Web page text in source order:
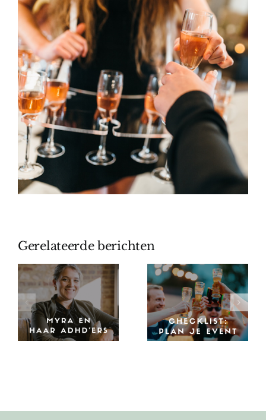
Gerelateerde berichten
De ultieme checklist
voor het organiseren
van een event
Unieke bedrijfsuitjes:
zo kies je het perfecte
event